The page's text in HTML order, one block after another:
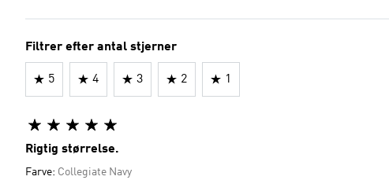
Filtrer efter antal stjerner
5 4 3 2 1
Rigtig størrelse.
Farve: Collegiate Navy